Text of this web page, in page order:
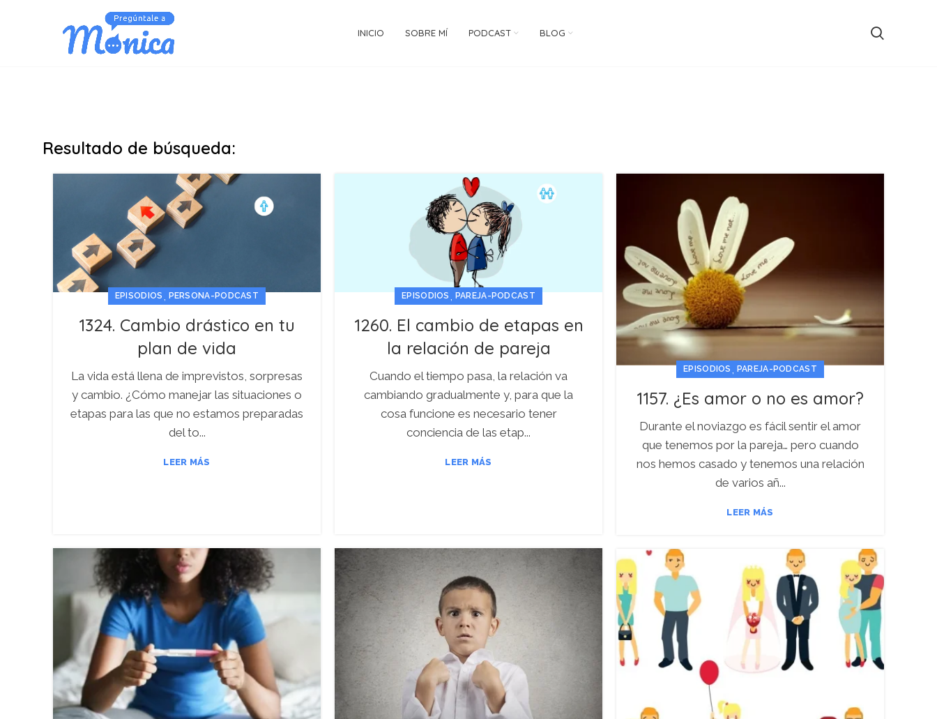
INICIO SOBRE MÍ PODCAST BLOG
Resultado de búsqueda:
EPISODIOS , PERSONA-PODCAST
1324. Cambio drástico en tu
plan de vida
La vida está llena de imprevistos, sorpresas
y cambio. ¿Cómo manejar las situaciones o
etapas para las que no estamos preparadas
del to...
LEER MÁS
EPISODIOS , PAREJA-PODCAST
1260. El cambio de etapas en
la relación de pareja
Cuando el tiempo pasa, la relación va
cambiando gradualmente y, para que la
cosa funcione es necesario tener
conciencia de las etap...
LEER MÁS
EPISODIOS , PAREJA-PODCAST
1157. ¿Es amor o no es amor?
Durante el noviazgo es fácil sentir el amor
que tenemos por la pareja… pero cuando
nos hemos casado y tenemos una relación
de varios añ...
LEER MÁS